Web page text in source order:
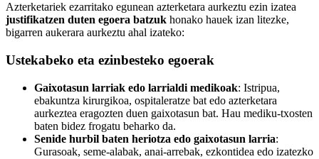
Azterketariek ezarritako egunean azterketara aurkeztu ezin izatea
justifikatzen duten egoera batzuk honako hauek izan litezke,
bigarren aukerara aurkeztu ahal izateko:
Ustekabeko eta ezinbesteko egoerak
Gaixotasun larriak edo larrialdi medikoak: Istripua,
ebakuntza kirurgikoa, ospitaleratze bat edo azterketara
aurkeztea eragozten duen gaixotasun bat. Hau mediku-txosten
baten bidez frogatu beharko da.
Senide hurbil baten heriotza edo gaixotasun larria:
Gurasoak, seme-alabak, anai-arrebak, ezkontidea edo izatezko